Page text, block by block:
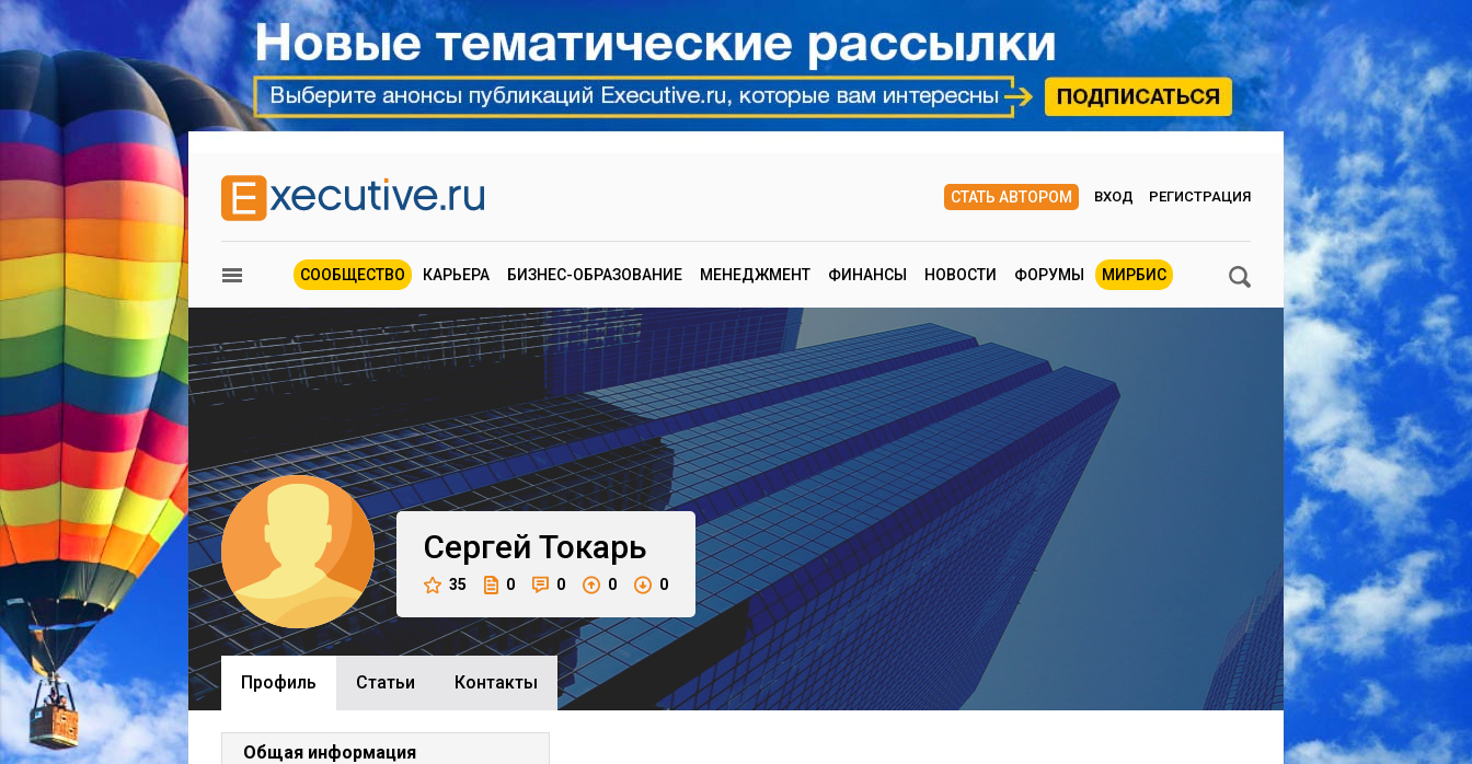
СТАТЬ АВТОРОМ ВХОД РЕГИСТРАЦИЯ
СООБЩЕСТВО КАРЬЕРА БИЗНЕС-ОБРАЗОВАНИЕ МЕНЕДЖМЕНТ ФИНАНСЫ НОВОСТИ ФОРУМЫ МИРБИС
Сергей Токарь
35 0 0 0 0
Профиль Cтатьи Контакты
Общая информация